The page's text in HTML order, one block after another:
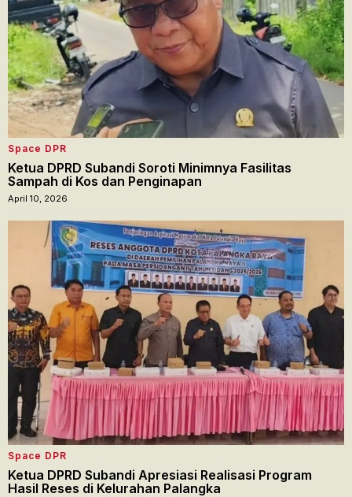
Space DPR
Ketua DPRD Subandi Soroti Minimnya Fasilitas
Sampah di Kos dan Penginapan
April 10, 2026
Space DPR
Ketua DPRD Subandi Apresiasi Realisasi Program
Hasil Reses di Kelurahan Palangka